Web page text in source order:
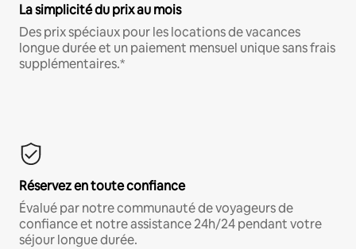
La simplicité du prix au mois
Des prix spéciaux pour les locations de vacances
longue durée et un paiement mensuel unique sans frais
supplémentaires.*
Réservez en toute confiance
Évalué par notre communauté de voyageurs de
confiance et notre assistance 24h/24 pendant votre
séjour longue durée.